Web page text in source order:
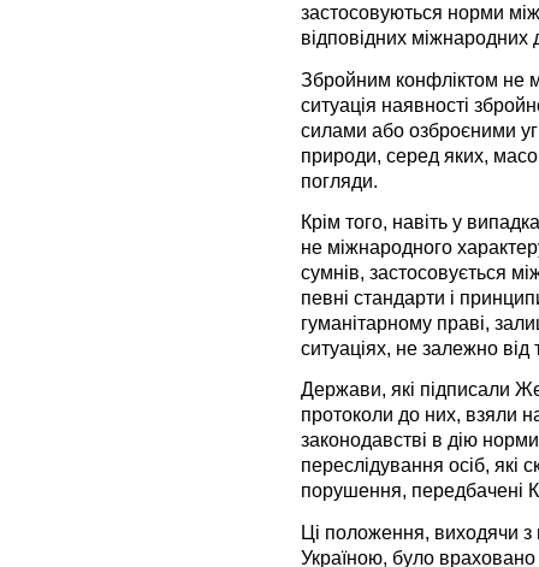
застосовуються норми
відповідних міжнародних
Збройним конфліктом не
ситуація наявності
силами або озброєними
природи, серед яких,
погляди.
Крім того, навіть у
не міжнародного
сумнів, застосовується
певні стандарти і
гуманітарному праві,
ситуаціях, не залежно від
Держави, які підписали
протоколи до них, взяли
законодавстві в дію
переслідування осіб, які
порушення, передбачені
Ці положення, виходячи з
Україною, було